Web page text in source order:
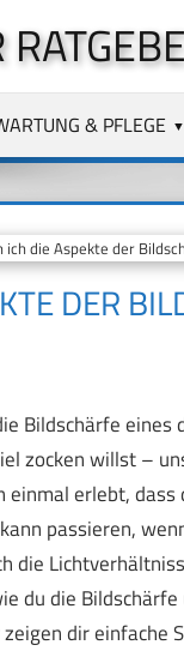
& PFLEGE
die Aspekte der
DER
Bildschärfe
zocken willst –
einmal erlebt,
passieren,
die
du die
dir